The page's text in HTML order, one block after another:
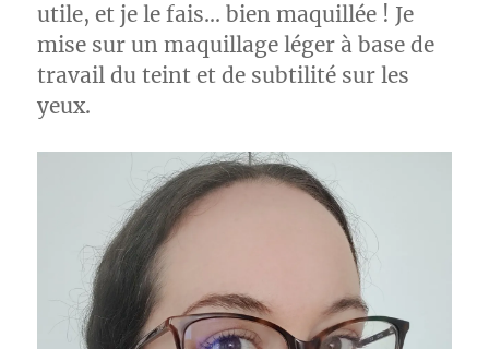
utile, et je le fais… bien maquillée ! Je
mise sur un maquillage léger à base de
travail du teint et de subtilité sur les
yeux.